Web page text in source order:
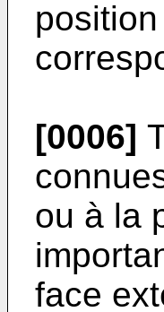
[0006]
ou à la
face